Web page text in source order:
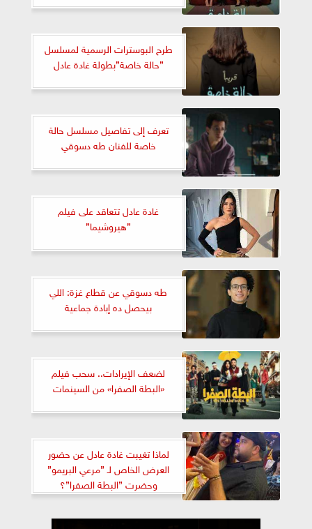
طرح البوسترات الرسمية لمسلسل
”حالة خاصة”بطولة غادة عادل
تعرف إلى تفاصيل مسلسل حالة
خاصة للفنان طه دسوقي
غادة عادل تتعاقد على فيلم
”هيروشيما”
طه دسوقي عن قطاع غزة: اللي
بيحصل ده إبادة جماعية
لضعف الإيرادات.. سحب فيلم
«البطة الصفرا» من السينمات
لماذا تغيبت غادة عادل عن حضور
العرض الخاص لـ ”مرعي البريمو”
وحضرت ”البطة الصفرا”؟